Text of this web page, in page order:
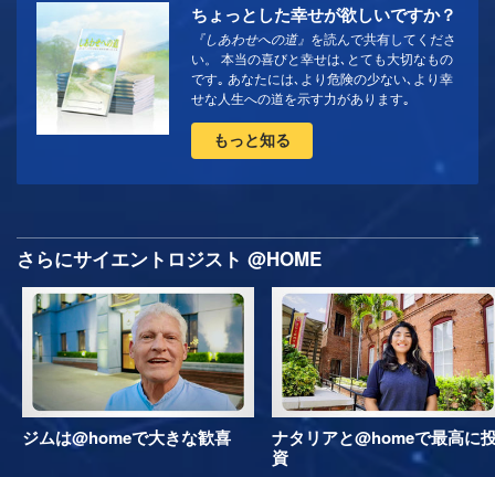
ちょっとした幸せが欲しいですか？
『しあわせへの道』 を読んで共有してくださ
い。 本当の喜びと幸せは､とても大切なもの
です｡ あなたには､より危険の少ない､より幸
せな人生への道を示す力があります｡
もっと知る
さらにサイエントロジスト @HOME
ジムは@homeで大きな歓喜
ナタリアと@homeで最高に
資